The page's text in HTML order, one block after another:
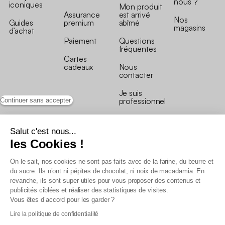
Continuer sans accepter
Salut c'est nous...
les Cookies !
On le sait, nos cookies ne sont pas faits avec de la farine, du beurre et
du sucre. Ils n’ont ni pépites de chocolat, ni noix de macadamia. En
revanche, ils sont super utiles pour vous proposer des contenus et
publicités ciblées et réaliser des statistiques de visites.
Vous êtes d’accord pour les garder ?
Lire la politique de confidentialité
iconiques
Guides
d’achat
Assurance
premium
Paiement
Cartes
cadeaux
Mon produit
est arrivé
abîmé
Questions
fréquentes
Nous
contacter
Je suis
professionnel
Nos
magasins
Conditions générales de vente
Conditions générales du programme de fidélité
Charte de données personnelles
Conditions générales de vente Pro
Déclaration d’accessibilité